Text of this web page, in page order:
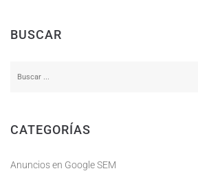
BUSCAR
CATEGORÍAS
Anuncios en Google SEM